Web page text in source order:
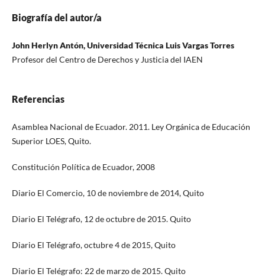
Biografía del autor/a
John Herlyn Antón, Universidad Técnica Luis Vargas Torres
Profesor del Centro de Derechos y Justicia del IAEN
Referencias
Asamblea Nacional de Ecuador. 2011. Ley Orgánica de Educación
Superior LOES, Quito.
Constitución Política de Ecuador, 2008
Diario El Comercio, 10 de noviembre de 2014, Quito
Diario El Telégrafo, 12 de octubre de 2015. Quito
Diario El Telégrafo, octubre 4 de 2015, Quito
Diario El Telégrafo: 22 de marzo de 2015. Quito